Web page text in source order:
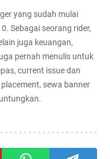
yang sudah mulai
Sebagai seorang rider,
juga keuangan,
pernah menulis untuk
current issue dan
sewa banner